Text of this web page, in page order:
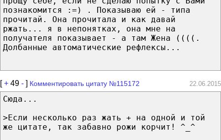
познакомится :=) . Показываю ей - типа
прочитай. Она прочитала и как давай
ржать... я в непонятках, она мне на
получателя показывает - а там Жена ((((.
Долбанные автоматические рефлексы...
[+ 49 - ] Комментировать цитату №115172 22.06.2015
Сюда...
>Если несколько раз жать + на одной и той
же цитате, так забавно рожи корчит! ^_^